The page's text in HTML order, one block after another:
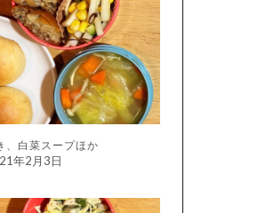
、白菜スープほか
年2月3日